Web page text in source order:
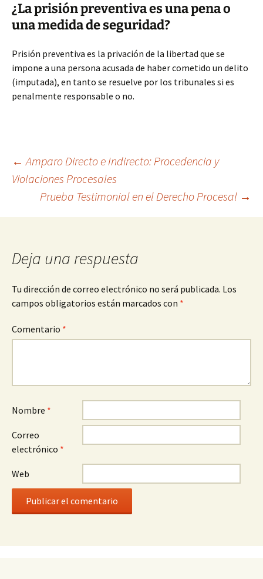
¿La prisión preventiva es una pena o
una medida de seguridad?
Prisión preventiva es la privación de la libertad que se
impone a una persona acusada de haber cometido un delito
(imputada), en tanto se resuelve por los tribunales si es
penalmente responsable o no.
Navegación
← Amparo Directo e Indirecto: Procedencia y
Violaciones Procesales
Prueba Testimonial en el Derecho Procesal →
Deja una respuesta
Tu dirección de correo electrónico no será publicada. Los
campos obligatorios están marcados con *
Comentario *
Nombre *
Correo
electrónico *
Web